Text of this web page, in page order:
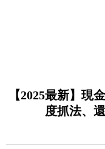
【2025最新】現
度抓法、